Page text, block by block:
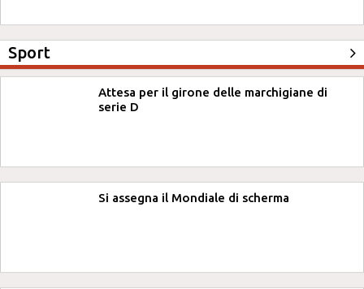
Sport
Attesa per il girone delle marchigiane di
serie D
Si assegna il Mondiale di scherma